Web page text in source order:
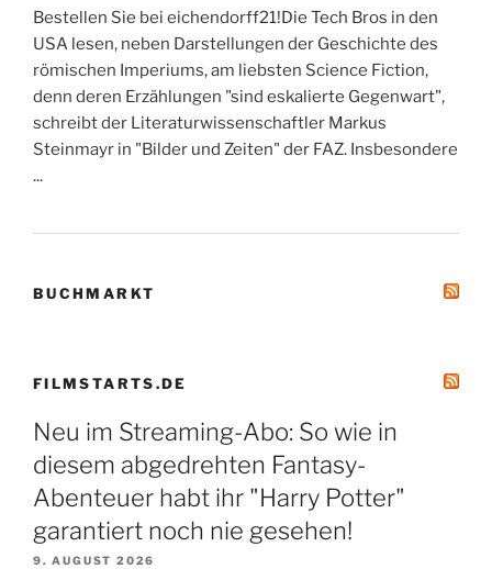
Bestellen Sie bei eichendorff21!Die Tech Bros in den
USA lesen, neben Darstellungen der Geschichte des
römischen Imperiums, am liebsten Science Fiction,
denn deren Erzählungen "sind eskalierte Gegenwart",
schreibt der Literaturwissenschaftler Markus
Steinmayr in "Bilder und Zeiten" der FAZ. Insbesondere
...
BUCHMARKT
FILMSTARTS.DE
Neu im Streaming-Abo: So wie in
diesem abgedrehten Fantasy-
Abenteuer habt ihr "Harry Potter"
garantiert noch nie gesehen!
9. AUGUST 2026